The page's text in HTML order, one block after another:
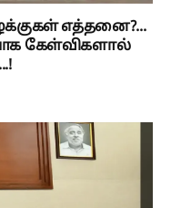
எத்தனை?...
கேள்விகளால்